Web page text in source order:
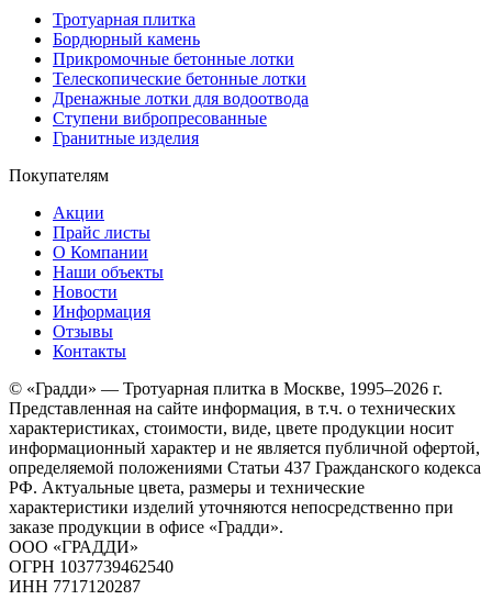
Тротуарная плитка
Бордюрный камень
Прикромочные бетонные лотки
Телескопические бетонные лотки
Дренажные лотки для водоотвода
Ступени вибропресованные
Гранитные изделия
Покупателям
Акции
Прайс листы
О Компании
Наши объекты
Новости
Информация
Отзывы
Контакты
© «Градди» — Тротуарная плитка в Москве, 1995–2026 г.
Представленная на сайте информация, в т.ч. о технических
характеристиках, стоимости, виде, цвете продукции носит
информационный характер и не является публичной офертой,
определяемой положениями Статьи 437 Гражданского кодекса
РФ. Актуальные цвета, размеры и технические
характеристики изделий уточняются непосредственно при
заказе продукции в офисе «Градди».
ООО «ГРАДДИ»
ОГРН 1037739462540
ИНН 7717120287